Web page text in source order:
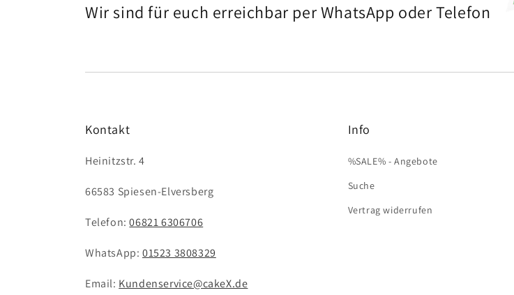
Wir sind für euch erreichbar per WhatsApp oder Telefon
Kontakt
Heinitzstr. 4
66583 Spiesen-Elversberg
Telefon:06821 6306706
WhatsApp: 01523 3808329
Email: Kundenservice@cakeX.de
Info
%SALE% - Angebote
Suche
Vertrag widerrufen